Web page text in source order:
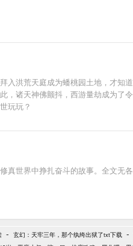
入洪荒天庭成为蟠桃园土地，才知
，诸天神佛颤抖，西游量劫成为
玩玩？
世界中挣扎奋斗的故事。全文无各
- 玄幻：天牢三年，那个纨绔出狱了txt下载 -